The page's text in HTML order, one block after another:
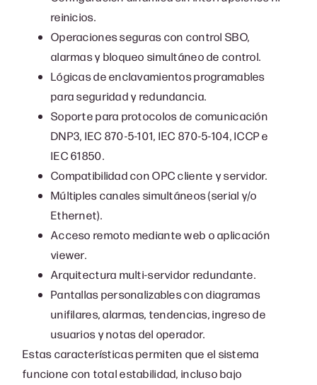
reinicios.
Operaciones seguras con control SBO,
alarmas y bloqueo simultáneo de control.
Lógicas de enclavamientos programables
para seguridad y redundancia.
Soporte para protocolos de comunicación
DNP3, IEC 870-5-101, IEC 870-5-104, ICCP e
IEC 61850.
Compatibilidad con OPC cliente y servidor.
Múltiples canales simultáneos (serial y/o
Ethernet).
Acceso remoto mediante web o aplicación
viewer.
Arquitectura multi-servidor redundante.
Pantallas personalizables con diagramas
unifilares, alarmas, tendencias, ingreso de
usuarios y notas del operador.
Estas características permiten que el sistema
funcione con total estabilidad, incluso bajo